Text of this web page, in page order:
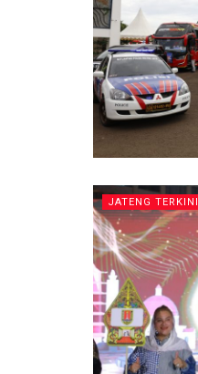
JATENG TERKINI